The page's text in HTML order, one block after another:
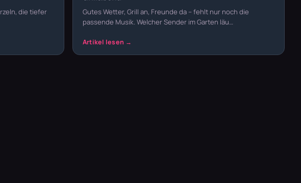
die tiefer
Gutes Wetter, Grill an, Freunde da – fehlt nur noch die
passende Musik. Welcher Sender im Garten läu…